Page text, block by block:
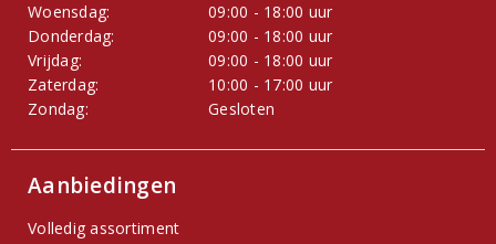
Woensdag:
09:00 - 18:00 uur
Donderdag:
09:00 - 18:00 uur
Vrijdag:
09:00 - 18:00 uur
Zaterdag:
10:00 - 17:00 uur
Zondag:
Gesloten
Aanbiedingen
Volledig assortiment